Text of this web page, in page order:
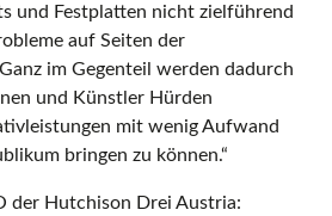
und Festplatten nicht zielführend
auf Seiten der
im Gegenteil werden dadurch
und Künstler Hürden
mit wenig Aufwand
bringen zu können.“
der Hutchison Drei Austria: